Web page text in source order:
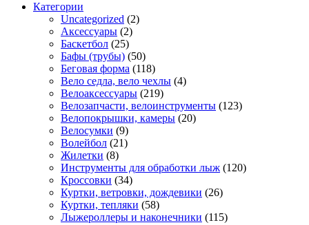
Категории
Uncategorized (2)
Аксессуары (2)
Баскетбол (25)
Бафы (трубы) (50)
Беговая форма (118)
Вело седла, вело чехлы (4)
Велоаксессуары (219)
Велозапчасти, велоинструменты (123)
Велопокрышки, камеры (20)
Велосумки (9)
Волейбол (21)
Жилетки (8)
Инструменты для обработки лыж (120)
Кроссовки (34)
Куртки, ветровки, дождевики (26)
Куртки, тепляки (58)
Лыжероллеры и наконечники (115)